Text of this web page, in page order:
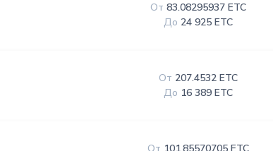
От 83.08295937 ETC
До 24 925 ETC
От 207.4532 ETC
До 16 389 ETC